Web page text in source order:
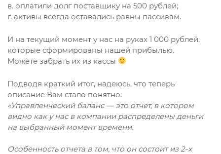
в. оплатили долг поставщику на 500 рублей;
г. активы всегда оставались равны пассивам.
И на текущий момент у нас на руках 1 000 рублей,
которые сформированы нашей прибылью.
Можете забрать их из кассы
Подводя краткий итог, надеюсь, что теперь
описание Вам стало понятно:
«Управленческий баланс — это отчет, в котором
видно как у нас в компании распределены деньги
на выбранный момент времени.
Особенность отчета в том, что он состоит из 2-х